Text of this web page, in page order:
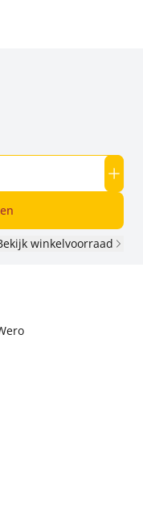
winkelvoorraad